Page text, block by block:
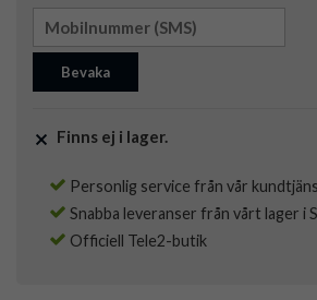
Bevaka
Finns ej i lager.
Personlig service från vår
Snabba leveranser från vårt lager i
Officiell Tele2-butik